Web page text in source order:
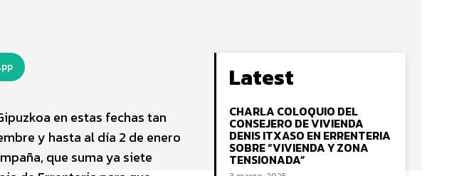
en estas fechas tan
y hasta al día 2 de enero
que suma ya siete
Latest
CHARLA COLOQUIO DEL
CONSEJERO DE VIVIENDA
DENIS ITXASO EN ERRENTERIA
SOBRE “VIVIENDA Y ZONA
TENSIONADA”